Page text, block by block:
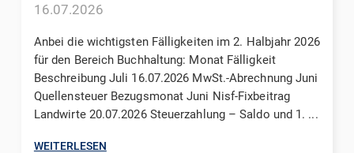
16.07.2026
Anbei die wichtigsten Fälligkeiten im 2. Halbjahr 2026
für den Bereich Buchhaltung: Monat Fälligkeit
Beschreibung Juli 16.07.2026 MwSt.-Abrechnung Juni
Quellensteuer Bezugsmonat Juni Nisf-Fixbeitrag
Landwirte 20.07.2026 Steuerzahlung – Saldo und 1. ...
WEITERLESEN